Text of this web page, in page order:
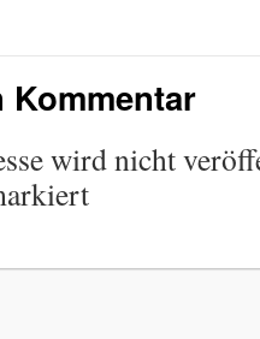
Kommentar
wird nicht